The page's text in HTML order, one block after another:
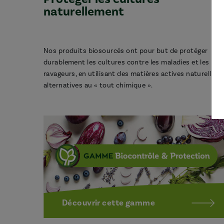
naturellement
Nos produits biosourcés ont pour but de protéger
durablement les cultures contre les maladies et les
ravageurs, en utilisant des matières actives naturelles,
alternatives au « tout chimique ».
Découvrir cette gamme